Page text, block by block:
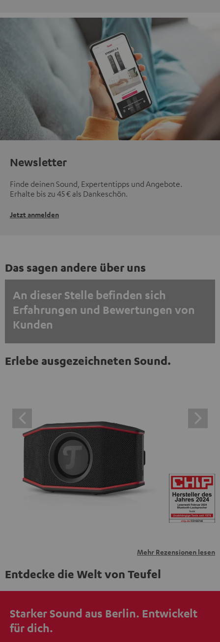
Newsletter
Finde deinen Sound, Expertentipps und Angebote.
Erhalte bis zu 45 € als Dankeschön.
Jetzt anmelden
Das sagen andere über uns
An dieser Stelle befinden sich
Erfahrungen und Bewertungen von
Kunden
werden. Mit dem Anklicken des Inhalts wird zugestimmt,
dass externe Inhalte angezeigt werden. Dabei können
personenbezogene Daten an Drittplattformen
übermittelt werden.
Weitere Informationen sind in der
Datenschutzerklärung unter I zu finden
Erlebe ausgezeichneten Sound.
Mehr Rezensionen lesen
Entdecke die Welt von Teufel
Starker Sound aus Berlin. Entwickelt
für dich.